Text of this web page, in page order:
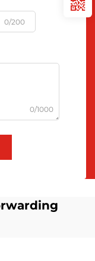
0/200
0/1000